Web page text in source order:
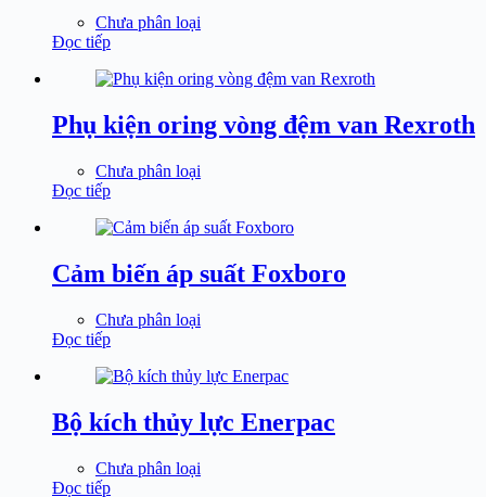
Chưa phân loại
Đọc tiếp
Phụ kiện oring vòng đệm van Rexroth
Chưa phân loại
Đọc tiếp
Cảm biến áp suất Foxboro
Chưa phân loại
Đọc tiếp
Bộ kích thủy lực Enerpac
Chưa phân loại
Đọc tiếp